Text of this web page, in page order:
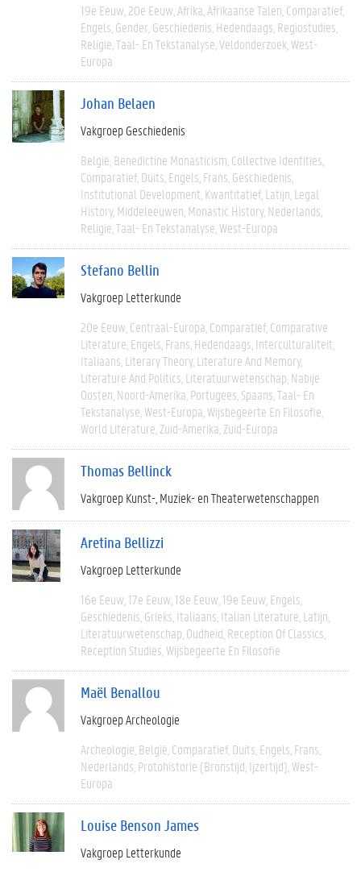
19e Eeuw 20e Eeuw Afrika Afrikaanse Talen Comparatief
Engels Gender Geschiedenis Hedendaags Regiostudies
Religie Taal- En Tekstanalyse Veldonderzoek West-
Europa
Johan Belaen
Vakgroep Geschiedenis
België Benedictine Monasticism Collective Identities
Comparatief Duits Engels Frans Geschiedenis
Institutional Development Kwantitatief Latijn Legal
History Middeleeuwen Monastic History Nederlands
Religie Taal- En Tekstanalyse West-Europa
Stefano Bellin
Vakgroep Letterkunde
20e Eeuw Centraal-Europa Comparatief Comparative
Literature Engels Frans Hedendaags Interculturaliteit
Italiaans Literary Theory Literature And Memory
Literature And Politics Literatuurwetenschap Nabije
Oosten Noord-Amerika Portugees Spaans Taal- En
Tekstanalyse West-Europa Wijsbegeerte En Filosofie
World Literature Zuid-Amerika Zuid-Europa
Thomas Bellinck
Vakgroep Kunst-, Muziek- en Theaterwetenschappen
Aretina Bellizzi
Vakgroep Letterkunde
16e Eeuw 17e Eeuw 18e Eeuw 19e Eeuw Engels
Geschiedenis Grieks Italiaans Italian Literature Latijn
Literatuurwetenschap Oudheid Reception Of Classics
Reception Studies Wijsbegeerte En Filosofie
Maël Benallou
Vakgroep Archeologie
Archeologie België Comparatief Duits Engels Frans
Nederlands Protohistorie (bronstijd, Ijzertijd) West-
Europa
Louise Benson James
Vakgroep Letterkunde